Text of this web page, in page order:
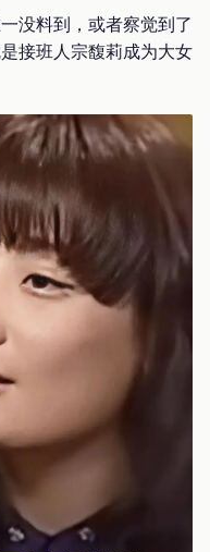
没料到，或者察觉到了
接班人宗馥莉成为大女